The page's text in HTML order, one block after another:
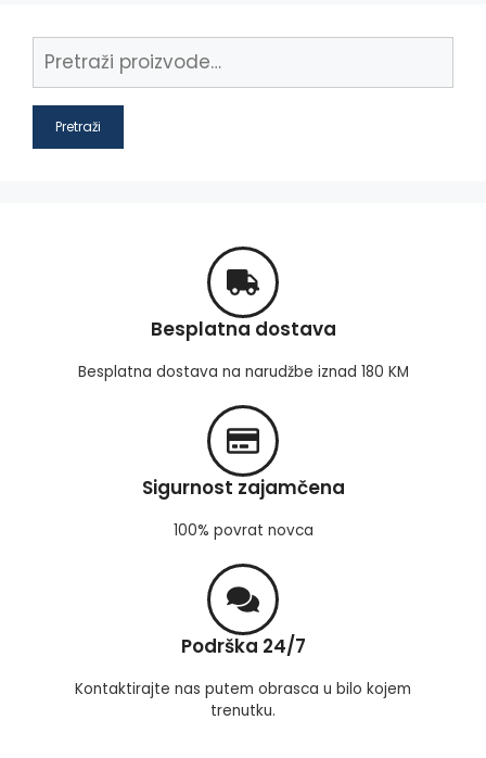
Pretraži
Besplatna dostava
Besplatna dostava na narudžbe iznad 180 KM
Sigurnost zajamčena
100% povrat novca
Podrška 24/7
Kontaktirajte nas putem obrasca u bilo kojem
trenutku.